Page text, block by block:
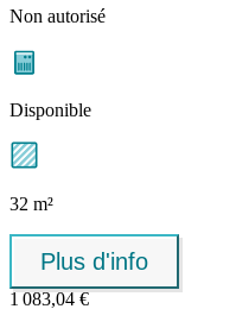
Non autorisé
Disponible
32 m²
Plus d'info
1 083,04 €